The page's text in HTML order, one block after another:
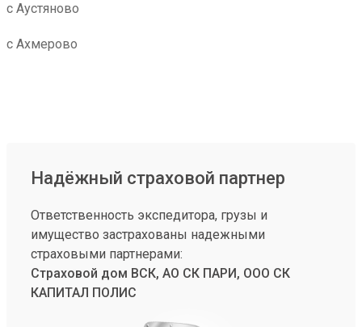
с Аустяново
с Ахмерово
Надёжный страховой партнер
Ответственность экспедитора, грузы и
имущество застрахованы надежными
страховыми партнерами:
Страховой дом ВСК, АО СК ПАРИ, ООО СК
КАПИТАЛ ПОЛИС